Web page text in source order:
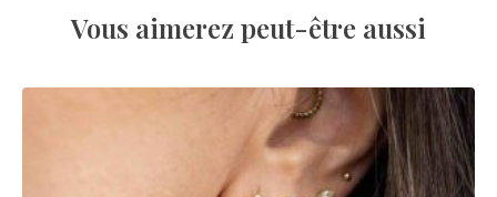
Vous aimerez peut-être aussi